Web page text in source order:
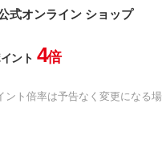
式オンライン ショップ
ント 4倍
ト倍率は予告なく変更になる